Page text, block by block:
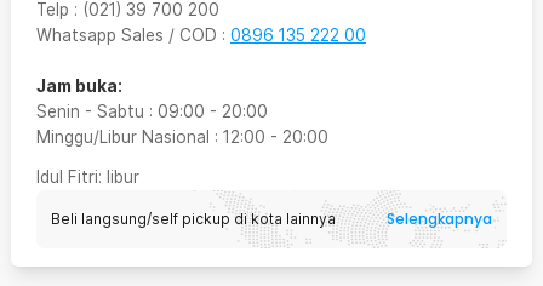
Telp : (021) 39 700 200
Whatsapp Sales / COD : 0896 135 222 00
Jam buka:
Senin - Sabtu : 09:00 - 20:00
Minggu/Libur Nasional : 12:00 - 20:00
Idul Fitri: libur
Beli langsung/self pickup di kota lainnya Selengkapnya